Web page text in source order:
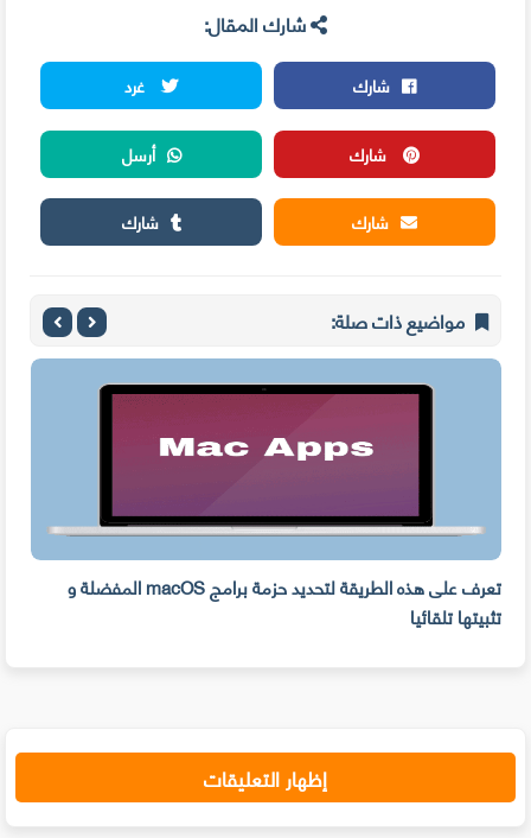
شارك المقال:
شارك
غرد
شارك
أرسل
شارك
شارك
مواضيع ذات صلة:
تعرف على هذه الطريقة لتحديد حزمة برامج macOS المفضلة و
تثبيتها تلقائيا
إظهار التعليقات